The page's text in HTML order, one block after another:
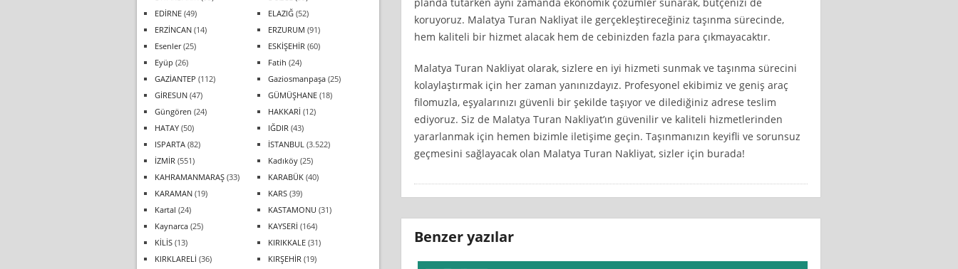
koruyoruz. Malatya Turan Nakliyat ile gerçekleştireceğiniz taşınma sürecinde,
hem kaliteli bir hizmet alacak hem de cebinizden fazla para çıkmayacaktır.
Malatya Turan Nakliyat olarak, sizlere en iyi hizmeti sunmak ve taşınma sürecini
kolaylaştırmak için her zaman yanınızdayız. Profesyonel ekibimiz ve geniş araç
filomuzla, eşyalarınızı güvenli bir şekilde taşıyor ve dilediğiniz adrese teslim
ediyoruz. Siz de Malatya Turan Nakliyat’ın güvenilir ve kaliteli hizmetlerinden
yararlanmak için hemen bizimle iletişime geçin. Taşınmanızın keyifli ve sorunsuz
geçmesini sağlayacak olan Malatya Turan Nakliyat, sizler için burada!
Benzer yazılar
EDİRNE (49) ELAZIĞ (52)
ERZİNCAN (14) ERZURUM (91)
Esenler(25) ESKİŞEHİR (60)
Eyüp (26) Fatih (24)
GAZİANTEP (112) Gaziosmanpaşa (25)
GİRESUN (47) GÜMÜŞHANE (18)
Güngören (24) HAKKARİ (12)
HATAY (50) IĞDIR (43)
ISPARTA (82) İSTANBUL (3.522)
İZMİR (551) Kadıköy (25)
KAHRAMANMARAŞ (33) KARABÜK (40)
KARAMAN (19) KARS (39)
Kartal (24) KASTAMONU (31)
Kaynarca (25) KAYSERİ (164)
KİLİS (13) KIRIKKALE (31)
KIRKLARELİ (36) KIRŞEHİR (19)